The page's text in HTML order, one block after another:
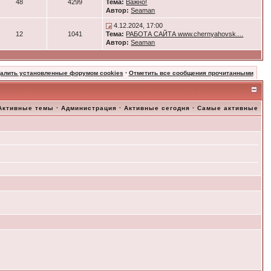
48 4299 Тема: Важно!
Автор: Seaman
12 1041
4.12.2024, 17:00
Тема: РАБОТА САЙТА www.chernyahovsk....
Автор: Seaman
установленные форумом cookies · Отметить все сообщения прочитанными
темы ·Администрация ·Активные сегодня ·Самые активные